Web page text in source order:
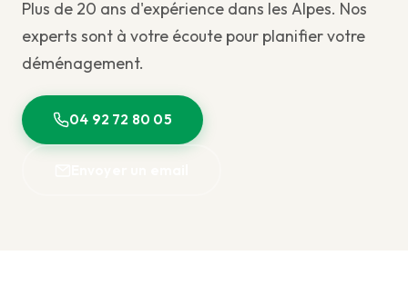
Plus de 20 ans d'expérience dans les Alpes. Nos
experts sont à votre écoute pour planifier votre
déménagement.
04 92 72 80 05